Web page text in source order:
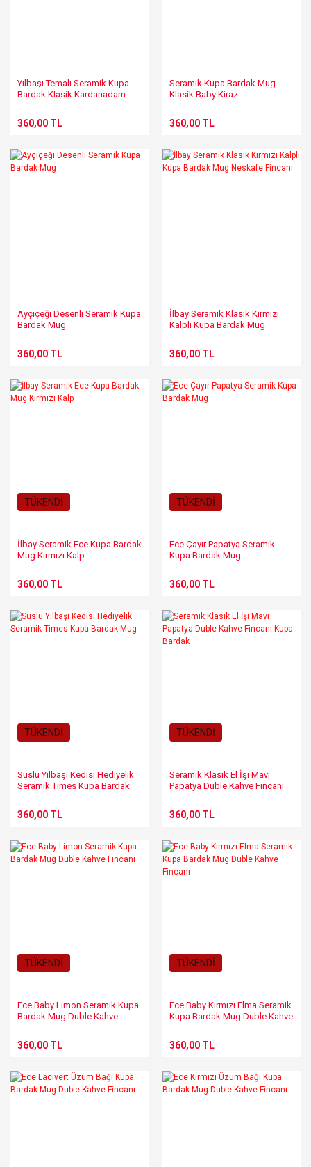
Yılbaşı Temalı Seramik Kupa
Bardak Klasik Kardanadam
360,00 TL
Seramik Kupa Bardak Mug
Klasik Baby Kiraz
360,00 TL
Ayçiçeği Desenli Seramik Kupa
Bardak Mug
360,00 TL
İlbay Seramik Klasik Kırmızı
Kalpli Kupa Bardak Mug
360,00 TL
TÜKENDİ
İlbay Seramik Ece Kupa Bardak
Mug Kırmızı Kalp
360,00 TL
TÜKENDİ
Ece Çayır Papatya Seramik
Kupa Bardak Mug
360,00 TL
TÜKENDİ
Süslü Yılbaşı Kedisi Hediyelik
Seramik Times Kupa Bardak
360,00 TL
TÜKENDİ
Seramik Klasik El İşi Mavi
Papatya Duble Kahve Fincanı
360,00 TL
TÜKENDİ
Ece Baby Limon Seramik Kupa
Bardak Mug Duble Kahve
360,00 TL
TÜKENDİ
Ece Baby Kırmızı Elma Seramik
Kupa Bardak Mug Duble Kahve
360,00 TL